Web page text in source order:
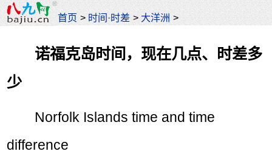
首页 > 时间·时差 > 大洋洲 >
诺福克岛时间，现在几点、时差多
少
Norfolk Islands time and time
difference